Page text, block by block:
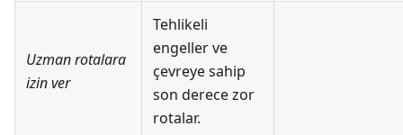
Uzman rotalara
izin ver
Tehlikeli
engeller ve
çevreye sahip
son derece zor
rotalar.